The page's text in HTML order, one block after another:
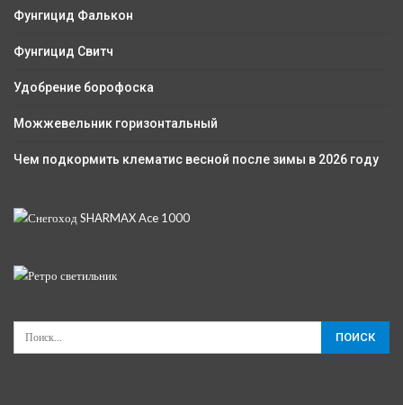
Фунгицид Фалькон
Фунгицид Свитч
Удобрение борофоска
Можжевельник горизонтальный
Чем подкормить клематис весной после зимы в 2026 году